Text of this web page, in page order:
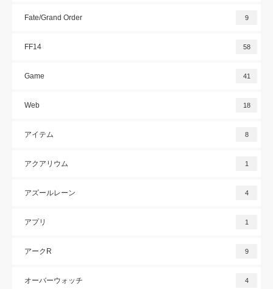
Fate/Grand Order 9
FF14 58
Game 41
Web 18
アイテム 8
アクアリウム 1
アズールレーン 4
アプリ 1
アークR 9
オーバーウォッチ 4